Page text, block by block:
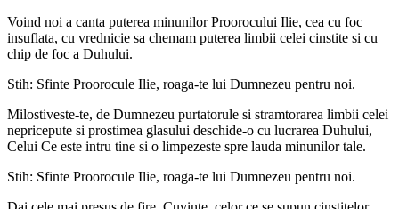
Voind noi a canta puterea minunilor Proorocului Ilie, cea cu foc
insuflata, cu vrednicie sa chemam puterea limbii celei cinstite si cu
chip de foc a Duhului.
Stih: Sfinte Proorocule Ilie, roaga-te lui Dumnezeu pentru noi.
Milostiveste-te, de Dumnezeu purtatorule si stramtorarea limbii celei
nepricepute si prostimea glasului deschide-o cu lucrarea Duhului,
Celui Ce este intru tine si o limpezeste spre lauda minunilor tale.
Stih: Sfinte Proorocule Ilie, roaga-te lui Dumnezeu pentru noi.